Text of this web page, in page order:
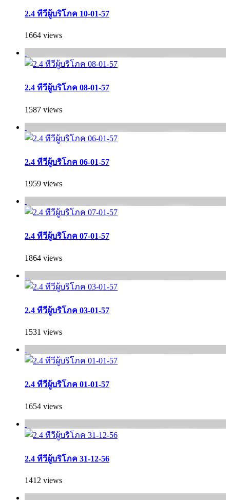
2.4 ทีวีผู้บริโภค 10-01-57
1664 views
2.4 ทีวีผู้บริโภค 08-01-57
1587 views
2.4 ทีวีผู้บริโภค 06-01-57
1959 views
2.4 ทีวีผู้บริโภค 07-01-57
1864 views
2.4 ทีวีผู้บริโภค 03-01-57
1531 views
2.4 ทีวีผู้บริโภค 01-01-57
1654 views
2.4 ทีวีผู้บริโภค 31-12-56
1412 views